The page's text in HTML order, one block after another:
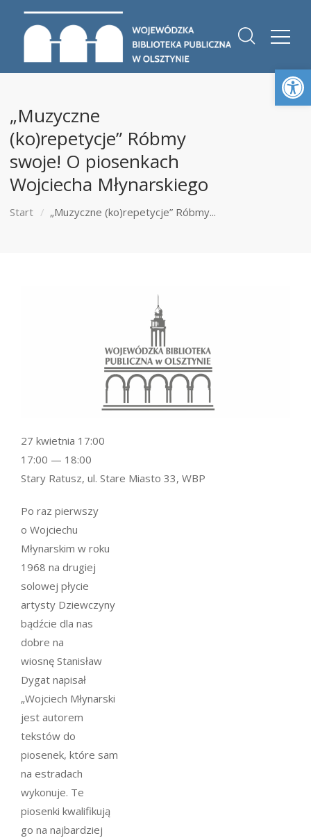
„Muzyczne
(ko)repetycje” Róbmy
swoje! O piosenkach
Wojciecha Młynarskiego
Start „Muzyczne (ko)repetycje” Róbmy...
Po raz pierwszy
o Wojciechu
Młynarskim w roku
1968 na drugiej
solowej płycie
artysty Dziewczyny
bądźcie dla nas
dobre na
wiosnę Stanisław
Dygat napisał
„Wojciech Młynarski
jest autorem
tekstów do
piosenek, które sam
na estradach
wykonuje. Te
piosenki kwalifikują
go na najbardziej
27 kwietnia 17:00
17:00 — 18:00
Stary Ratusz, ul. Stare Miasto 33, WBP